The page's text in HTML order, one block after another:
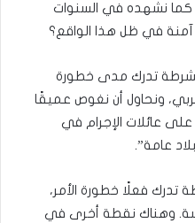
كما نشهده في السنوات
في ظل هذا الواقع؟
تدرك مدى خطورة
ونحاول أن نغوص عميقًا
على عائلات الإجرام في
عامة”.
تدرك فعلًا خطورة الأمر،
وهناك نقطة أخرى في